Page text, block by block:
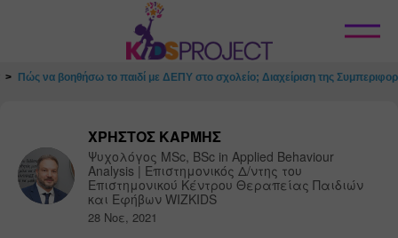
Κλείσιμο
Πώς να βοηθήσω το παιδί με ΔΕΠΥ στο σχολείο; Διαχείριση της
ΧΡΗΣΤΟΣ ΚΑΡΜΗΣ
Ψυχολόγος MSc, BSc in Applied Behaviour
Analysis | Επιστημονικός Δ/ντης του
Επιστημονικού Κέντρου Θεραπείας Παιδιών
και Εφήβων WIZKIDS
28 Νοε, 2021